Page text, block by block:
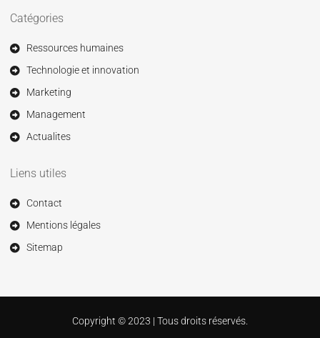
Catégories
Ressources humaines
Technologie et innovation
Marketing
Management
Actualites
Liens utiles
Contact
Mentions légales
Sitemap
Copyright © 2023 | Tous droits réservés.